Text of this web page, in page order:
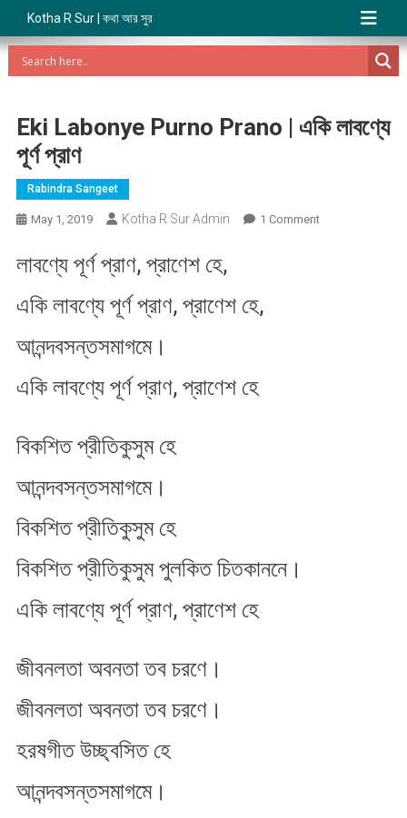
Kotha R Sur | কথা আর সুর
Eki Labonye Purno Prano | একি লাবণ্যে
পূর্ণ প্রাণ
Rabindra Sangeet
May 1, 2019 Kotha R Sur Admin 1 CommentOn
লাবণ্যে পূর্ণ প্রাণ, প্রাণেশ হে,
একি লাবণ্যে পূর্ণ প্রাণ, প্রাণেশ হে,
আনন্দবসন্তসমাগমে।
একি লাবণ্যে পূর্ণ প্রাণ, প্রাণেশ হে
বিকশিত প্রীতিকুসুম হে
আনন্দবসন্তসমাগমে।
বিকশিত প্রীতিকুসুম হে
বিকশিত প্রীতিকুসুম পুলকিত চিতকাননে।
একি লাবণ্যে পূর্ণ প্রাণ, প্রাণেশ হে
জীবনলতা অবনতা তব চরণে।
জীবনলতা অবনতা তব চরণে।
হরষগীত উচ্ছ্বসিত হে
আনন্দবসন্তসমাগমে।